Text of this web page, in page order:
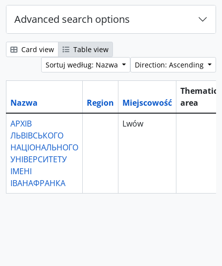
Advanced search options
Card view
Table view
Sortuj według: Nazwa
Direction: Ascending
Nazwa Region Miejscowość
Thematic
area
АРХІВ
ЛЬВІВСЬКОГО
НАЦІОНАЛЬНОГО
УНІВЕРСИТЕТУ
ІМЕНІ
ІВАНАФРАНКА
Lwów